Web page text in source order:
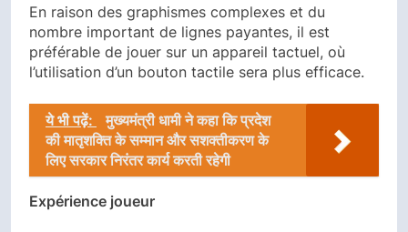
En raison des graphismes complexes et du
nombre important de lignes payantes, il est
préférable de jouer sur un appareil tactuel, où
l’utilisation d’un bouton tactile sera plus efficace.
ये भी पढ़ें:
मुख्यमंत्री धामी ने कहा कि प्रदेश
की मातृशक्ति के सम्मान और सशक्तीकरण के
लिए सरकार निरंतर कार्य करती रहेगी
Expérience joueur